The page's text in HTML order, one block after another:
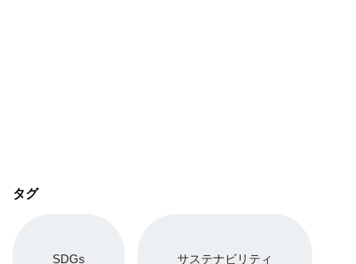
タグ
SDGs サステナビリティ